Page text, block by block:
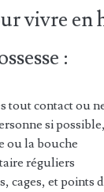
vivre en
:
tout contact ou
si
ou la bouche
réguliers
cages, et points